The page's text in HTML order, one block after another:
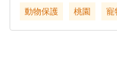
動物保護
桃園 寵